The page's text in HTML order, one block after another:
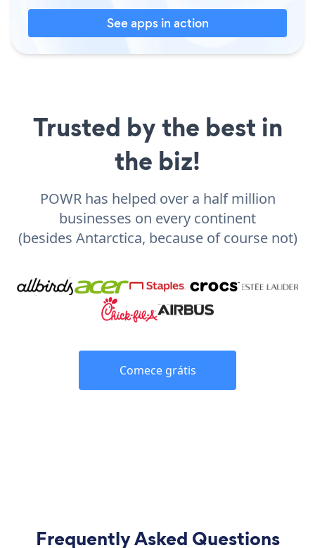
See apps in action
Trusted by the best in
the biz!
POWR has helped over a half million
businesses on every continent
(besides Antarctica, because of course not)
Comece grátis
Frequently Asked Questions